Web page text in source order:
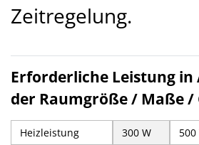
Zeitregelung.
Erforderliche Leistung in
der Raumgröße / Maße /
Heizleistung
300 W
500